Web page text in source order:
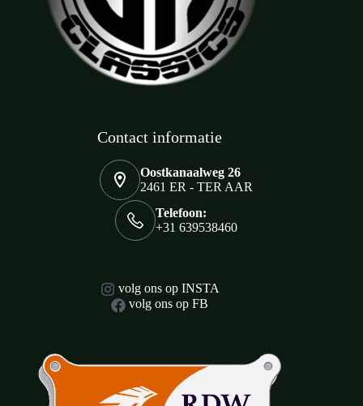
Contact informatie
Oostkanaalweg 26
2461 ER - TER AAR
Telefoon:
+31 639538460
volg ons op INSTA
volg ons op FB